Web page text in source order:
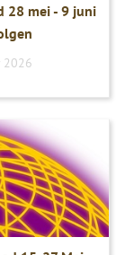
28 mei - 9 juni
2026